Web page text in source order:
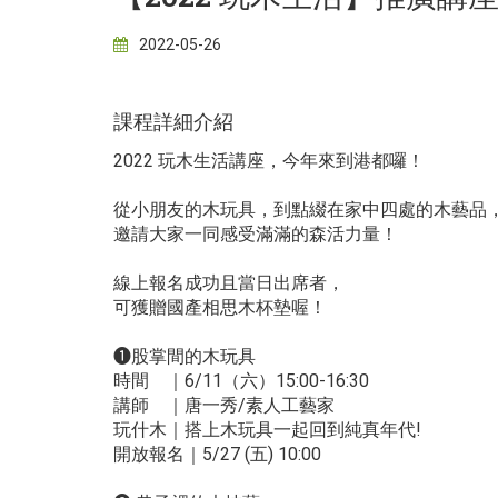
2022-05-26
課程詳細介紹
2022 玩木生活講座，今年來到港都囉！
從小朋友的木玩具，到點綴在家中四處的木藝品
邀請大家一同感受滿滿的森活力量！
線上報名成功且當日出席者，
可獲贈國產相思木杯墊喔！
❶股掌間的木玩具
時間 ｜6/11（六）15:00-16:30
講師 ｜唐一秀/素人工藝家
玩什木｜搭上木玩具一起回到純真年代!
開放報名｜5/27 (五) 10:00